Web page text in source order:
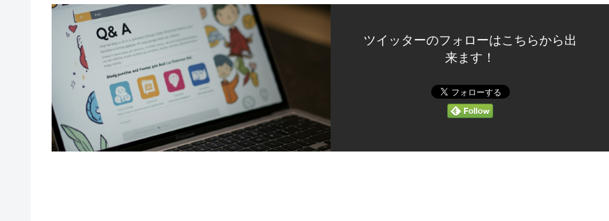
ツイッターのフォローはこちらから出
来ます！